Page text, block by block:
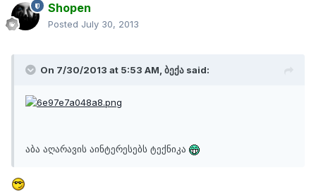
Shopen
Posted July 30, 2013
On 7/30/2013 at 5:53 AM, ბექა said:
აბა აღარავის აინტერესებს ტექნიკა